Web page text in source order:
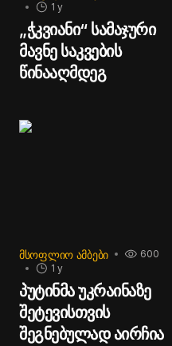
1 y
„ჭკვიანი“ სამაჯური
მავნე საკვების
წინააღმდეგ
ᲛᲡᲝᲤᲚᲘᲝ ᲐᲛᲑᲔᲑᲘ
1 y
600
პუტინმა უკრაინაზე
შეტევისთვის
შეგნებულად აირჩია